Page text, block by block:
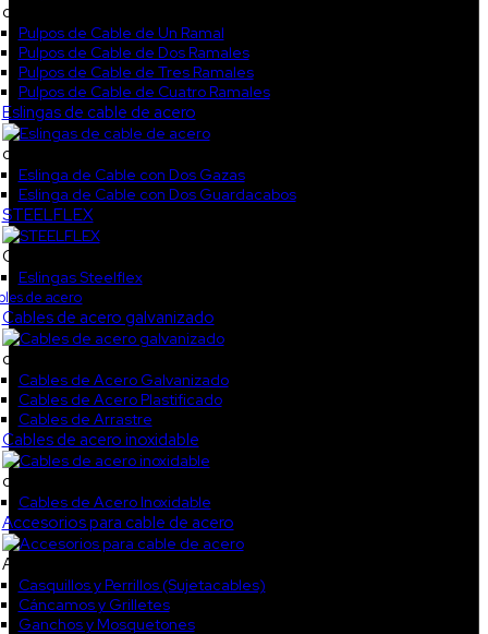
col1
Pulpos de Cable de Un Ramal
Pulpos de Cable de Dos Ramales
Pulpos de Cable de Tres Ramales
Pulpos de Cable de Cuatro Ramales
Eslingas de cable de acero
col2
Eslinga de Cable con Dos Gazas
Eslinga de Cable con Dos Guardacabos
STEELFLEX
CAT_STEELF
Eslingas Steelflex
de acero
Cables de acero galvanizado
col1
Cables de Acero Galvanizado
Cables de Acero Plastificado
Cables de Arrastre
Cables de acero inoxidable
col3
Cables de Acero Inoxidable
Accesorios para cable de acero
Accesorios galvanizados2
Casquillos y Perrillos (Sujetacables)
Cáncamos y Grilletes
Ganchos y Mosquetones